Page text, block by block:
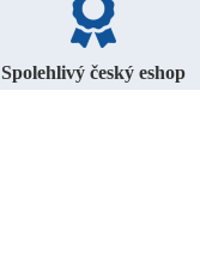
Spolehlivý český eshop